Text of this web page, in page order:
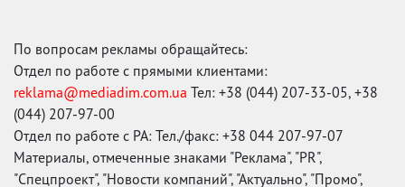
По вопросам рекламы обращайтесь:
Отдел по работе с прямыми клиентами:
reklama@mediadim.com.ua Тел: +38 (044) 207-33-05, +38
(044) 207-97-00
Отдел по работе с РА: Тел./факс: +38 044 207-97-07
Материалы, отмеченные знаками "Реклама", "PR",
"Спецпроект", "Новости компаний", "Актуально", "Промо",